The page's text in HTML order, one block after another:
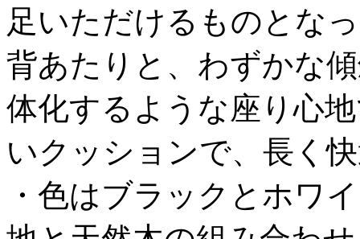
足いただけるものとな
背あたりと、わずかな
体化するような座り心
いクッションで、長く
・色はブラックとホワ